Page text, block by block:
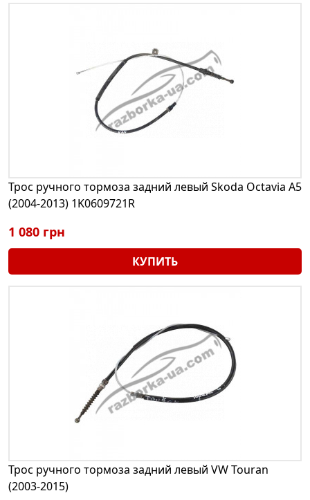
Трос ручного тормоза задний левый Skoda Octavia A5
(2004-2013) 1K0609721R
1 080 грн
КУПИТЬ
Трос ручного тормоза задний левый VW Touran
(2003-2015)